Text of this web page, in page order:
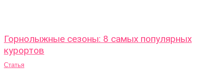
Горнолыжные сезоны: 8 самых популярных
курортов
Статья